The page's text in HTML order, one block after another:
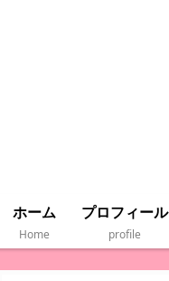
ホーム
Home
プロフィール
profile